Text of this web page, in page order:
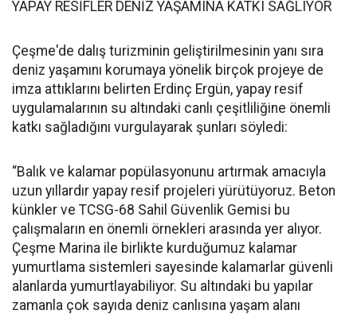
YAPAY RESİFLER DENİZ YAŞAMINA KATKI SAĞLIYOR
Çeşme'de dalış turizminin geliştirilmesinin yanı sıra
deniz yaşamını korumaya yönelik birçok projeye de
imza attıklarını belirten Erdinç Ergün, yapay resif
uygulamalarının su altındaki canlı çeşitliliğine önemli
katkı sağladığını vurgulayarak şunları söyledi:
“Balık ve kalamar popülasyonunu artırmak amacıyla
uzun yıllardır yapay resif projeleri yürütüyoruz. Beton
künkler ve TCSG-68 Sahil Güvenlik Gemisi bu
çalışmaların en önemli örnekleri arasında yer alıyor.
Çeşme Marina ile birlikte kurduğumuz kalamar
yumurtlama sistemleri sayesinde kalamarlar güvenli
alanlarda yumurtlayabiliyor. Su altındaki bu yapılar
zamanla çok sayıda deniz canlısına yaşam alanı